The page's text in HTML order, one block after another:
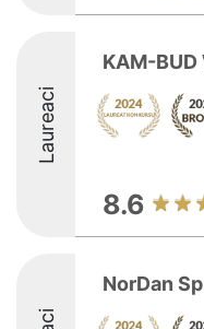
Laureaci
KAM-
8.6
NorDan